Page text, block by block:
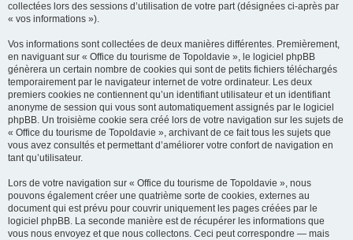
collectées lors des sessions d’utilisation de votre part (désignées ci-après par
« vos informations »).
Vos informations sont collectées de deux manières différentes. Premièrement,
en naviguant sur « Office du tourisme de Topoldavie », le logiciel phpBB
génèrera un certain nombre de cookies qui sont de petits fichiers téléchargés
temporairement par le navigateur internet de votre ordinateur. Les deux
premiers cookies ne contiennent qu’un identifiant utilisateur et un identifiant
anonyme de session qui vous sont automatiquement assignés par le logiciel
phpBB. Un troisième cookie sera créé lors de votre navigation sur les sujets de
« Office du tourisme de Topoldavie », archivant de ce fait tous les sujets que
vous avez consultés et permettant d’améliorer votre confort de navigation en
tant qu’utilisateur.
Lors de votre navigation sur « Office du tourisme de Topoldavie », nous
pouvons également créer une quatrième sorte de cookies, externes au
document qui est prévu pour couvrir uniquement les pages créées par le
logiciel phpBB. La seconde manière est de récupérer les informations que
vous nous envoyez et que nous collectons. Ceci peut correspondre — mais